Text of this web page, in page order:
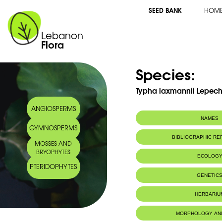
Lebanon
Flora
SEED BANK
ANGIOSPERMS
GYMNOSPERMS
MOSSES AND
BRYOPHYTES
PTERIDOPHYTES
Species:
Typha laxmannii
NAMES
BIBLIOGRAPHIC
ECOLOGY
MORPHOLOGY